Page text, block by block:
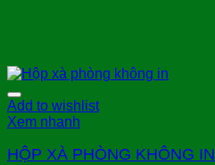
Add to wishlist
Xem nhanh
HỘP XÀ PHÒNG KHÔNG IN